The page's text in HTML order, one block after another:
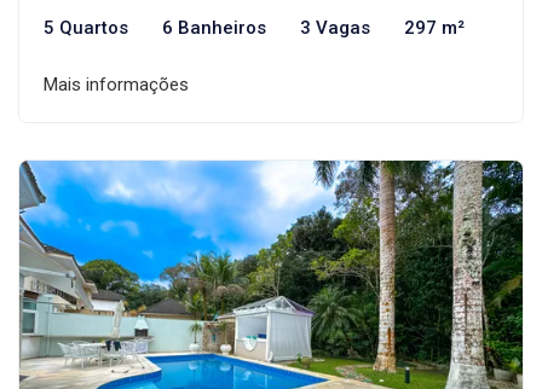
5 Quartos 6 Banheiros 3 Vagas 297 m²
Mais informações